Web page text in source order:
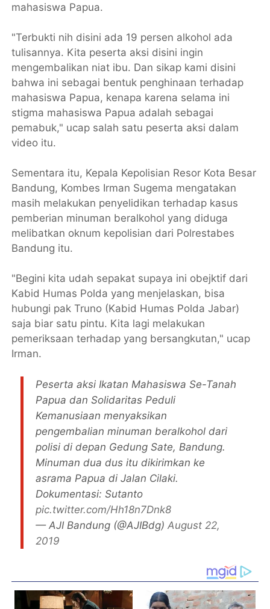
mahasiswa Papua.
"Terbukti nih disini ada 19 persen alkohol ada
tulisannya. Kita peserta aksi disini ingin
mengembalikan niat ibu. Dan sikap kami disini
bahwa ini sebagai bentuk penghinaan terhadap
mahasiswa Papua, kenapa karena selama ini
stigma mahasiswa Papua adalah sebagai
pemabuk," ucap salah satu peserta aksi dalam
video itu.
Sementara itu, Kepala Kepolisian Resor Kota Besar
Bandung, Kombes Irman Sugema mengatakan
masih melakukan penyelidikan terhadap kasus
pemberian minuman beralkohol yang diduga
melibatkan oknum kepolisian dari Polrestabes
Bandung itu.
"Begini kita udah sepakat supaya ini obejktif dari
Kabid Humas Polda yang menjelaskan, bisa
hubungi pak Truno (Kabid Humas Polda Jabar)
saja biar satu pintu. Kita lagi melakukan
pemeriksaan terhadap yang bersangkutan," ucap
Irman.
Peserta aksi Ikatan Mahasiswa Se-Tanah
Papua dan Solidaritas Peduli
Kemanusiaan menyaksikan
pengembalian minuman beralkohol dari
polisi di depan Gedung Sate, Bandung.
Minuman dua dus itu dikirimkan ke
asrama Papua di Jalan Cilaki.
Dokumentasi: Sutanto
pic.twitter.com/Hh18n7Dnk8
— AJI Bandung (@AJIBdg)August 22,
2019